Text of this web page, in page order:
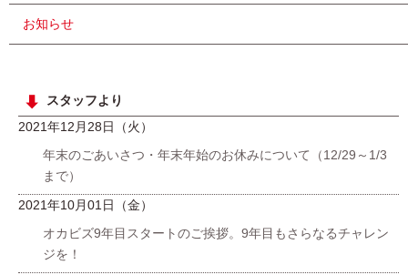
お知らせ
スタッフより
2021年12月28日（火）
年末のごあいさつ・年末年始のお休みについて（12/29～1/3
まで）
2021年10月01日（金）
オカビズ9年目スタートのご挨拶。9年目もさらなるチャレン
ジを！